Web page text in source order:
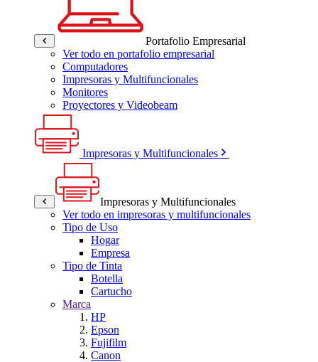
Portafolio Empresarial
Ver todo en portafolio empresarial
Computadores
Impresoras y Multifuncionales
Monitores
Proyectores y Videobeam
Impresoras y Multifuncionales
Impresoras y Multifuncionales
Ver todo en impresoras y multifuncionales
Tipo de Uso
Hogar
Empresa
Tipo de Tinta
Botella
Cartucho
Marca
HP
Epson
Fujifilm
Canon